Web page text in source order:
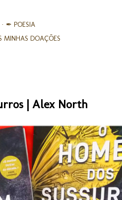
✒ POESIA
MINHAS DOAÇÕES
| Alex North